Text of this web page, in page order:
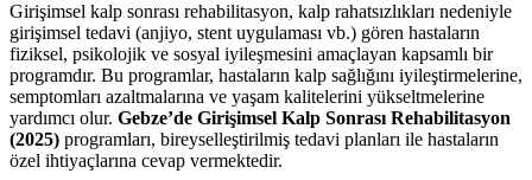
Girişimsel kalp sonrası rehabilitasyon, kalp rahatsızlıkları nedeniyle
girişimsel tedavi (anjiyo, stent uygulaması vb.) gören hastaların
fiziksel, psikolojik ve sosyal iyileşmesini amaçlayan kapsamlı bir
programdır. Bu programlar, hastaların kalp sağlığını iyileştirmelerine,
semptomları azaltmalarına ve yaşam kalitelerini yükseltmelerine
yardımcı olur. Gebze’de Girişimsel Kalp Sonrası Rehabilitasyon
(2025) programları, bireyselleştirilmiş tedavi planları ile hastaların
özel ihtiyaçlarına cevap vermektedir.